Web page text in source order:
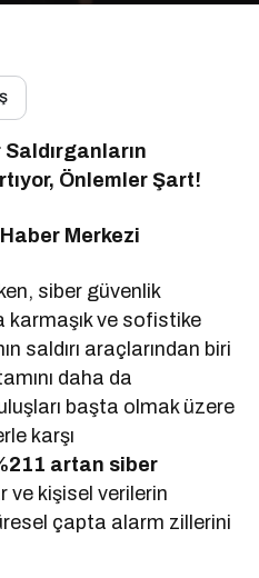
Önlemler Şart!
Merkezi
siber güvenlik
karmaşık ve sofistike
saldırı araçlarından biri
daha da
başta olmak üzere
karşı
artan siber
ve kişisel verilerin
çapta alarm zillerini